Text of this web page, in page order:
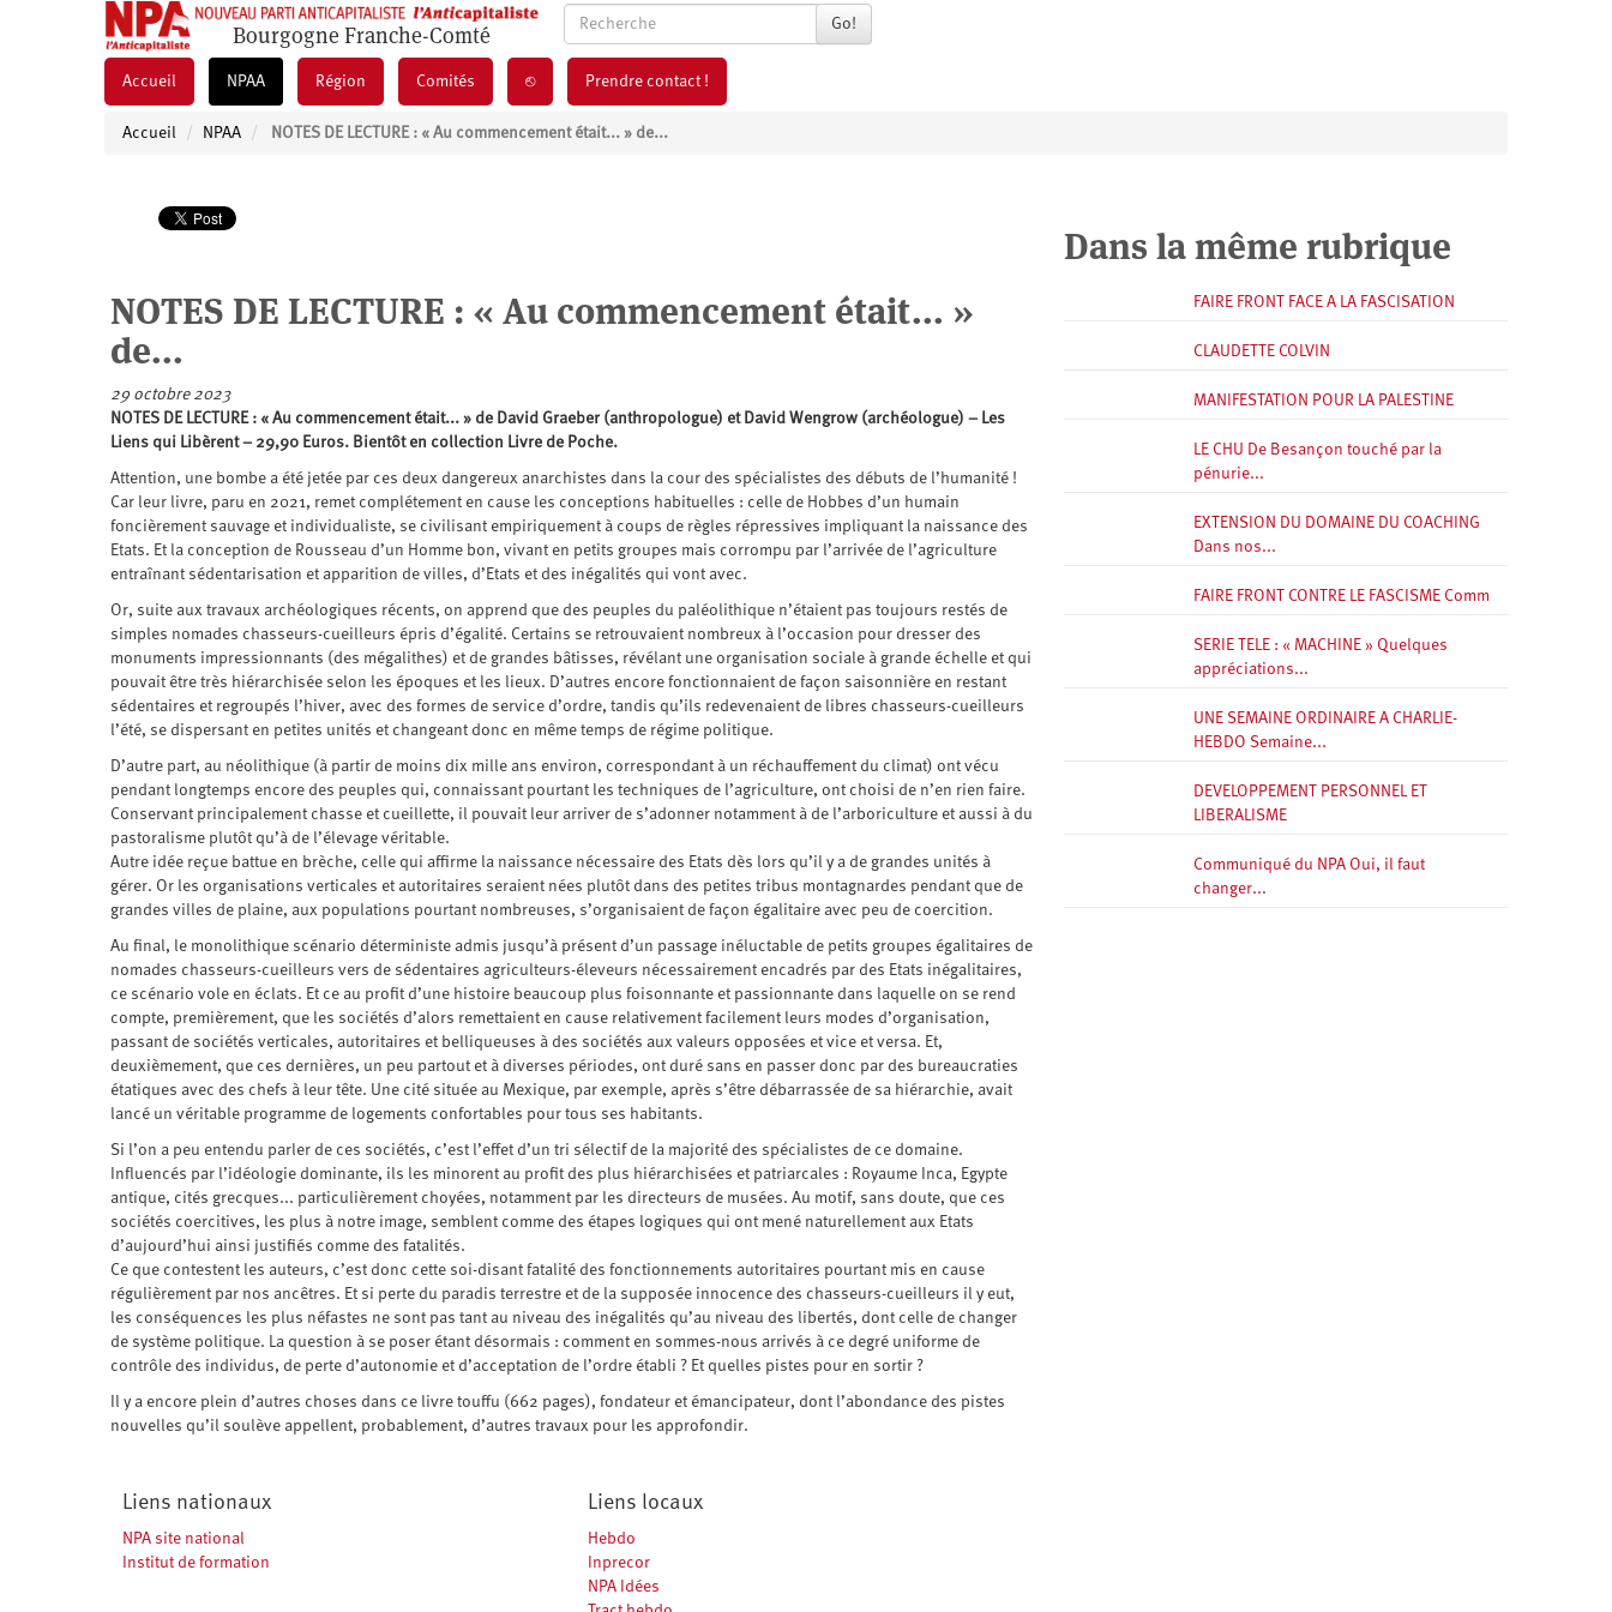
Bourgogne Franche-Comté Go!
Accueil NPAA Région Comités ⎋ Prendre contact !
Accueil NPAA NOTES DE LECTURE : « Au commencement était... » de...
NOTES DE LECTURE : « Au commencement était... »
de...
29 octobre 2023
NOTES DE LECTURE : « Au commencement était... » de David Graeber (anthropologue) et David Wengrow (archéologue) – Les
Liens qui Libèrent – 29,90 Euros. Bientôt en collection Livre de Poche.
Attention, une bombe a été jetée par ces deux dangereux anarchistes dans la cour des spécialistes des débuts de l’humanité !
Car leur livre, paru en 2021, remet complétement en cause les conceptions habituelles : celle de Hobbes d’un humain
foncièrement sauvage et individualiste, se civilisant empiriquement à coups de règles répressives impliquant la naissance des
Etats. Et la conception de Rousseau d’un Homme bon, vivant en petits groupes mais corrompu par l’arrivée de l’agriculture
entraînant sédentarisation et apparition de villes, d’Etats et des inégalités qui vont avec.
Or, suite aux travaux archéologiques récents, on apprend que des peuples du paléolithique n’étaient pas toujours restés de
simples nomades chasseurs-cueilleurs épris d’égalité. Certains se retrouvaient nombreux à l’occasion pour dresser des
monuments impressionnants (des mégalithes) et de grandes bâtisses, révélant une organisation sociale à grande échelle et qui
pouvait être très hiérarchisée selon les époques et les lieux. D’autres encore fonctionnaient de façon saisonnière en restant
sédentaires et regroupés l’hiver, avec des formes de service d’ordre, tandis qu’ils redevenaient de libres chasseurs-cueilleurs
l’été, se dispersant en petites unités et changeant donc en même temps de régime politique.
D’autre part, au néolithique (à partir de moins dix mille ans environ, correspondant à un réchauffement du climat) ont vécu
pendant longtemps encore des peuples qui, connaissant pourtant les techniques de l’agriculture, ont choisi de n’en rien faire.
Conservant principalement chasse et cueillette, il pouvait leur arriver de s’adonner notamment à de l’arboriculture et aussi à du
pastoralisme plutôt qu’à de l’élevage véritable.
Autre idée reçue battue en brèche, celle qui affirme la naissance nécessaire des Etats dès lors qu’il y a de grandes unités à
gérer. Or les organisations verticales et autoritaires seraient nées plutôt dans des petites tribus montagnardes pendant que de
grandes villes de plaine, aux populations pourtant nombreuses, s’organisaient de façon égalitaire avec peu de coercition.
Au final, le monolithique scénario déterministe admis jusqu’à présent d’un passage inéluctable de petits groupes égalitaires de
nomades chasseurs-cueilleurs vers de sédentaires agriculteurs-éleveurs nécessairement encadrés par des Etats inégalitaires,
ce scénario vole en éclats. Et ce au profit d’une histoire beaucoup plus foisonnante et passionnante dans laquelle on se rend
compte, premièrement, que les sociétés d’alors remettaient en cause relativement facilement leurs modes d’organisation,
passant de sociétés verticales, autoritaires et belliqueuses à des sociétés aux valeurs opposées et vice et versa. Et,
deuxièmement, que ces dernières, un peu partout et à diverses périodes, ont duré sans en passer donc par des bureaucraties
étatiques avec des chefs à leur tête. Une cité située au Mexique, par exemple, après s’être débarrassée de sa hiérarchie, avait
lancé un véritable programme de logements confortables pour tous ses habitants.
Si l’on a peu entendu parler de ces sociétés, c’est l’effet d’un tri sélectif de la majorité des spécialistes de ce domaine.
Influencés par l’idéologie dominante, ils les minorent au profit des plus hiérarchisées et patriarcales : Royaume Inca, Egypte
antique, cités grecques... particulièrement choyées, notamment par les directeurs de musées. Au motif, sans doute, que ces
sociétés coercitives, les plus à notre image, semblent comme des étapes logiques qui ont mené naturellement aux Etats
d’aujourd’hui ainsi justifiés comme des fatalités.
Ce que contestent les auteurs, c’est donc cette soi-disant fatalité des fonctionnements autoritaires pourtant mis en cause
régulièrement par nos ancêtres. Et si perte du paradis terrestre et de la supposée innocence des chasseurs-cueilleurs il y eut,
les conséquences les plus néfastes ne sont pas tant au niveau des inégalités qu’au niveau des libertés, dont celle de changer
de système politique. La question à se poser étant désormais : comment en sommes-nous arrivés à ce degré uniforme de
contrôle des individus, de perte d’autonomie et d’acceptation de l’ordre établi ? Et quelles pistes pour en sortir ?
Il y a encore plein d’autres choses dans ce livre touffu (662 pages), fondateur et émancipateur, dont l’abondance des pistes
nouvelles qu’il soulève appellent, probablement, d’autres travaux pour les approfondir.
Dans la même rubrique
FAIRE FRONT FACE A LA FASCISATION
CLAUDETTE COLVIN
MANIFESTATION POUR LA PALESTINE
LE CHU De Besançon touché par la
pénurie...
EXTENSION DU DOMAINE DU COACHING
Dans nos...
FAIRE FRONT CONTRE LE FASCISME Comm
SERIE TELE : « MACHINE » Quelques
appréciations...
UNE SEMAINE ORDINAIRE A CHARLIE-
HEBDO Semaine...
DEVELOPPEMENT PERSONNEL ET
LIBERALISME
Communiqué du NPA Oui, il faut
changer...
Liens nationaux
NPA site national
Institut de formation
Liens locaux
Hebdo
Inprecor
NPA Idées